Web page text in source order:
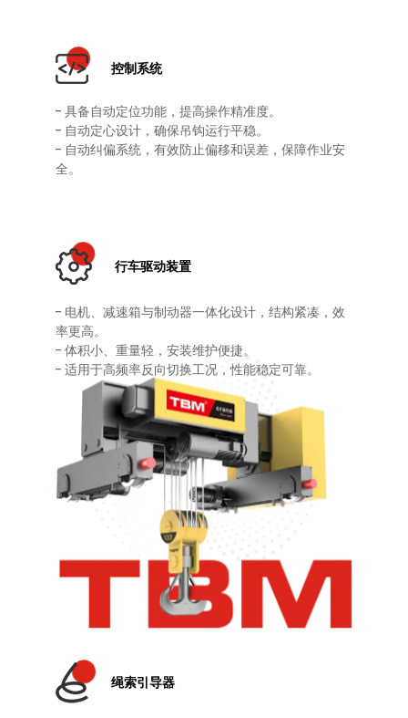
控制系统
- 具备自动定位功能，提高操作精准度。
- 自动定心设计，确保吊钩运行平稳。
- 自动纠偏系统，有效防止偏移和误差，保障作业安
全。
行车驱动装置
- 电机、减速箱与制动器一体化设计，结构紧凑，效
率更高。
- 体积小、重量轻，安装维护便捷。
- 适用于高频率反向切换工况，性能稳定可靠。
绳索引导器